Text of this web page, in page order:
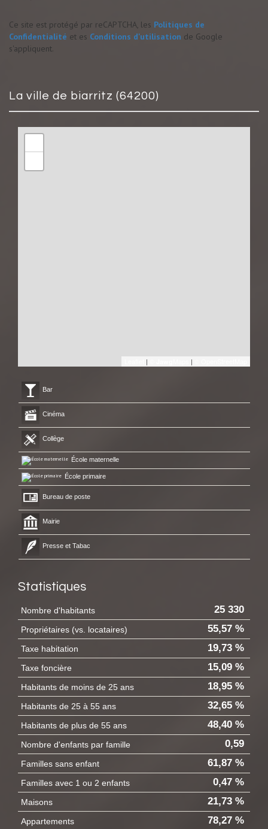
Ce site est protégé par reCAPTCHA, les Politiques de
Confidentialité et es Conditions d'utilisation de Google
s'appliquent.
la ville de biarritz (64200)
| |
Bar
Cinéma
Collège
École maternelle
École primaire
Bureau de poste
Mairie
Presse et Tabac
Statistiques
Nombre d'habitants 25 330
Propriétaires (vs. locataires) 55,57 %
Taxe habitation 19,73 %
Taxe foncière 15,09 %
Habitants de moins de 25 ans 18,95 %
Habitants de 25 à 55 ans 32,65 %
Habitants de plus de 55 ans 48,40 %
Nombre d'enfants par famille 0,59
Familles sans enfant 61,87 %
Familles avec 1 ou 2 enfants 0,47 %
Maisons 21,73 %
Appartements 78,27 %